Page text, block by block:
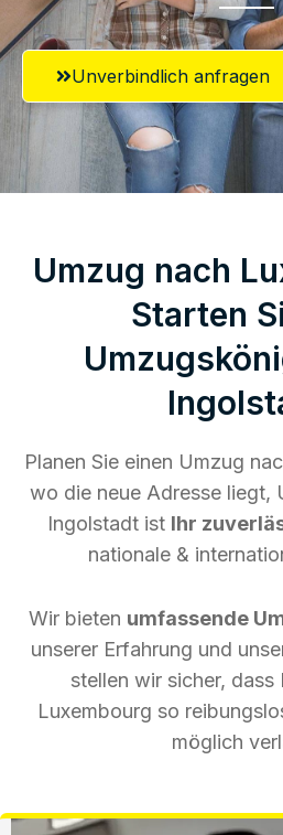
Unverbindlich anfragen
Umzug nach
Starten
Planen Sie einen Umzug
wo die neue Adresse liegt,
Ingolstadt ist Ihr
nationale &
Wir bieten umfassende
unserer Erfahrung und
stellen wir sicher, dass
Luxembourg so
möglich